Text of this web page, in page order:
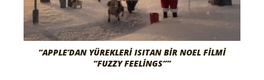
“APPLE’DAN YÜREKLERI ISITAN BIR NOEL FILMI
“FUZZY FEELINGS””